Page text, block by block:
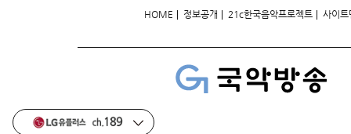
HOME | 정보공개 | 21c한국음악프로젝트 | 사이트